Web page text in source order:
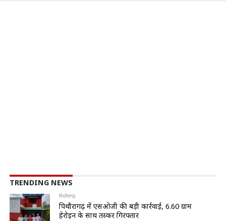
TRENDING NEWS
पिथौरागढ़
पिथौरागढ़ में एसओजी की बड़ी कार्रवाई, 6.60 ग्राम
हेरोइन के साथ तस्कर गिरफ्तार